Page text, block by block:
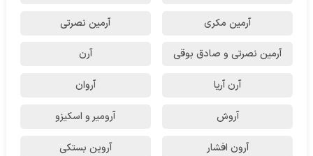
آرمین مکری آرمین نصرتی
آرمین نصرتی و صادق بوقی آرن
آرن آریا آروان
آروش آرومیر و اسکیزو
آرون افشار آروین بستکی